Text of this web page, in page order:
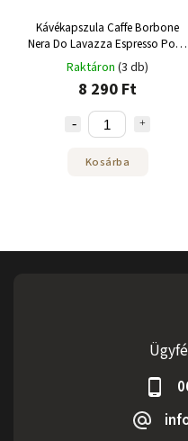
Kávékapszula Caffe Borbone
Nera Do Lavazza Espresso Point
100 db
Raktáron (3 db)
8 290 Ft
Kosárba